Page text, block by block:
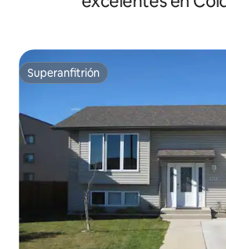
Superanfitrión
Superanfitrión